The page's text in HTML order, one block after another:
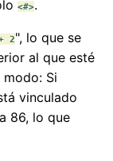
<#>.
2", lo que se
al que esté
Si
vinculado
86, lo que